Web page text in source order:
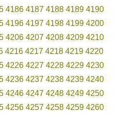
4186 4187 4188 4189 4190
4196 4197 4198 4199 4200
4206 4207 4208 4209 4210
4216 4217 4218 4219 4220
4226 4227 4228 4229 4230
4236 4237 4238 4239 4240
4246 4247 4248 4249 4250
4256 4257 4258 4259 4260